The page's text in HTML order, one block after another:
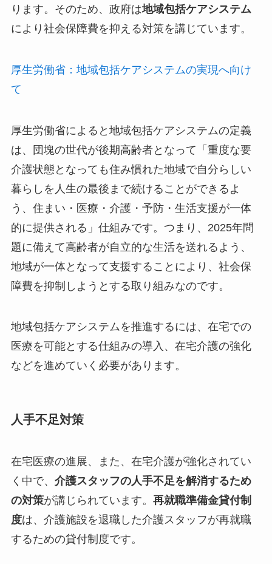
ります。そのため、政府は地域包括ケアシステム
により社会保障費を抑える対策を講じています。
厚生労働省：地域包括ケアシステムの実現へ向け
て
厚生労働省によると地域包括ケアシステムの定義
は、団塊の世代が後期高齢者となって「重度な要
介護状態となっても住み慣れた地域で自分らしい
暮らしを人生の最後まで続けることができるよ
う、住まい・医療・介護・予防・生活支援が一体
的に提供される」仕組みです。つまり、2025年問
題に備えて高齢者が自立的な生活を送れるよう、
地域が一体となって支援することにより、社会保
障費を抑制しようとする取り組みなのです。
地域包括ケアシステムを推進するには、在宅での
医療を可能とする仕組みの導入、在宅介護の強化
などを進めていく必要があります。
人手不足対策
在宅医療の進展、また、在宅介護が強化されてい
く中で、 介護スタッフの人手不足を解消するため
の対策が講じられています。 再就職準備金貸付制
度は、介護施設を退職した介護スタッフが再就職
するための貸付制度です。